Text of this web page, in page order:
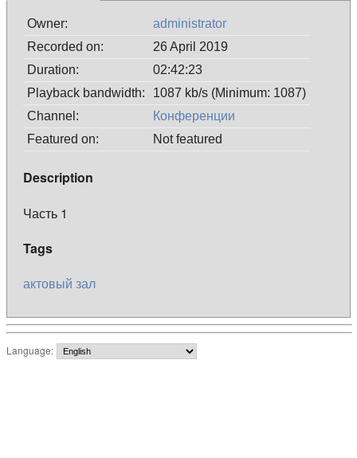
Owner:
administrator
Recorded on:
26 April 2019
Duration:
02:42:23
Playback bandwidth:
1087 kb/s (Minimum: 1087)
Channel:
Конференции
Featured on:
Not featured
Description
Часть 1
Tags
актовый зал
Language: